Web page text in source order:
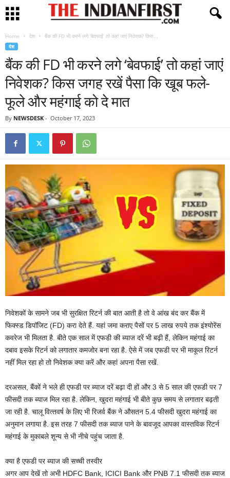
Home देश बैंक की FD भी करने लगे ‘बेवफाई’ तो कहां जाएं निवेशक? किस...
देश
बैंक की FD भी करने लगे ‘बेवफाई’ तो कहां जाएं
निवेशक? किस जगह रखें पैसा कि खूब फले-
फूले और महंगाई को दे मात
By NEWSDESK - October 17, 2023
निवेशकों के सामने जब भी सुरक्षित रिटर्न की बात आती है तो वे आंख बंद कर बैंक में
फिक्‍स्‍ड डिपॉजिट (FD) करा देते हैं. यहां जमा कराए पैसों पर 5 लाख रुपये तक इंश्‍योरेंस
कवरेज भी मिलता है. बीते एक साल में एफडी की ब्‍याज दरें भी बढ़ी हैं, लेकिन महंगाई का
दबाव इसके रिटर्न को लगातार कमजोर बना रहा है. ऐसे में जब एफडी पर भी माकूल रिटर्न
नहीं मिल रहा हो तो निवेशक क्‍या करें और कहां अपना पैसा रखें.
दरअसल, बैंकों ने भले ही एफडी पर ब्‍याज दरें बढ़ा दी हों और 3 से 5 साल की एफडी पर 7
फीसदी तक ब्‍याज मिल रहा है. लेकिन, खुदरा महंगाई भी बीते कुछ समय से लगातार बढ़ती
जा रही है. चालू वित्‍तवर्ष के लिए भी रिजर्व बैंक ने औसतन 5.4 फीसदी खुदरा महंगाई का
अनुमान लगाया है. इस तरह 7 फीसदी तक ब्‍याज पाने के बावजूद आपका वास्‍तव‍िक रिटर्न
महंगाई के मुकाबले शून्‍य से भी नीचे पहुंच जाता है.
क्‍या है एफडी पर ब्‍याज की सच्‍ची तस्‍वीर
अगर आप देखें तो अभी HDFC Bank, ICICI Bank और PNB 7.1 फीसदी तक ब्‍याज